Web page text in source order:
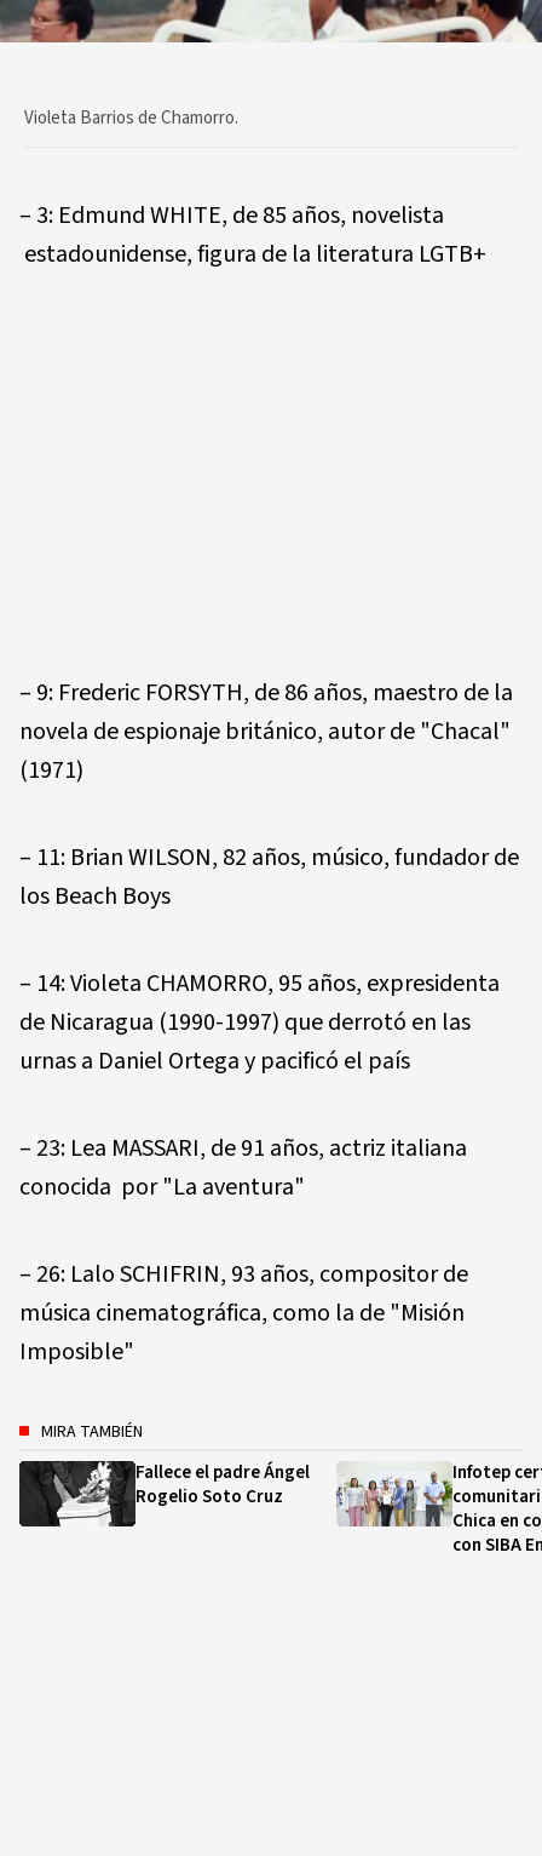
Violeta Barrios de Chamorro.
– 3: Edmund WHITE, de 85 años, novelista
estadounidense, figura de la literatura LGTB+
– 9: Frederic FORSYTH, de 86 años, maestro de la
novela de espionaje británico, autor de "Chacal"
(1971)
– 11: Brian WILSON, 82 años, músico, fundador de
los Beach Boys
– 14: Violeta CHAMORRO, 95 años, expresidenta
de Nicaragua (1990-1997) que derrotó en las
urnas a Daniel Ortega y pacificó el país
– 23: Lea MASSARI, de 91 años, actriz italiana
conocida por "La aventura"
– 26: Lalo SCHIFRIN, 93 años, compositor de
música cinematográfica, como la de "Misión
Imposible"
MIRA TAMBIÉN
Fallece el padre Ángel
Rogelio Soto Cruz
Infotep
Chica en
con SIBA